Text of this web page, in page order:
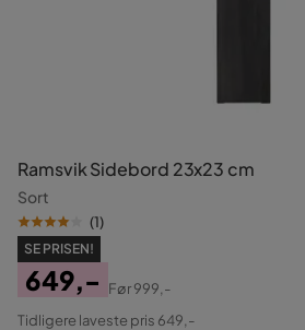
Ramsvik Sidebord 23x23 cm
Sort
(1)
SE PRISEN!
Pris
649,-
Original
Før999,-
Tidligere laveste pris 649,-